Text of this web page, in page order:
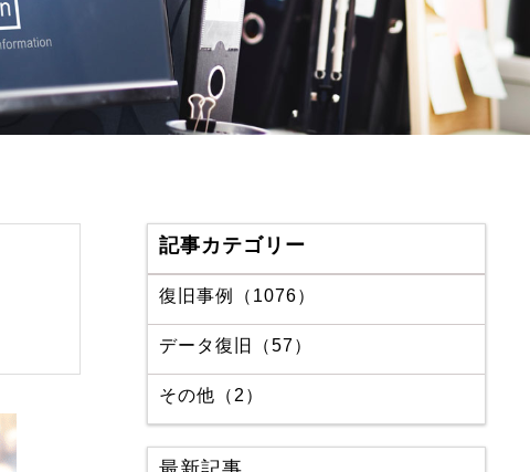
記事カテゴリー
復旧事例（1076）
データ復旧（57）
その他（2）